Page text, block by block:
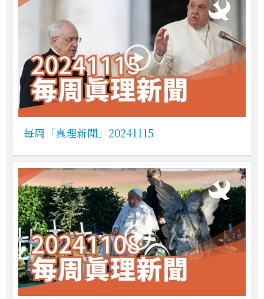
每周「真理新聞」20241115